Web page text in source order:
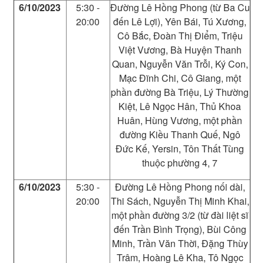
6/10/2023
5:30 -
20:00
Đường Lê Hồng Phong (từ Ba Cu
đến Lê Lợi), Yên Bái, Tú Xương,
Cô Bắc, Đoàn Thị Điểm, Triệu
Việt Vương, Bà Huyện Thanh
Quan, Nguyễn Văn Trỗi, Ký Con,
Mạc Đĩnh Chi, Cô Giang, một
phần đường Bà Triệu, Lý Thường
Kiệt, Lê Ngọc Hân, Thủ Khoa
Huân, Hùng Vương, một phần
đường Kiều Thanh Quế, Ngô
Đức Kế, Yersin, Tôn Thất Tùng
thuộc phường 4, 7
6/10/2023
5:30 -
20:00
Đường Lê Hồng Phong nối dài,
Thi Sách, Nguyễn Thị Minh Khai,
một phần đường 3/2 (từ đài liệt sĩ
đến Trần Bình Trọng), Bùi Công
Minh, Trần Văn Thời, Đặng Thùy
Trâm, Hoàng Lê Kha, Tô Ngọc